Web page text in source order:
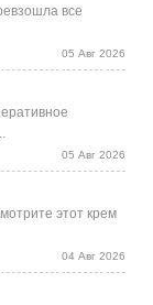
все
05 Авг 2026
05 Авг 2026
этот крем
04 Авг 2026